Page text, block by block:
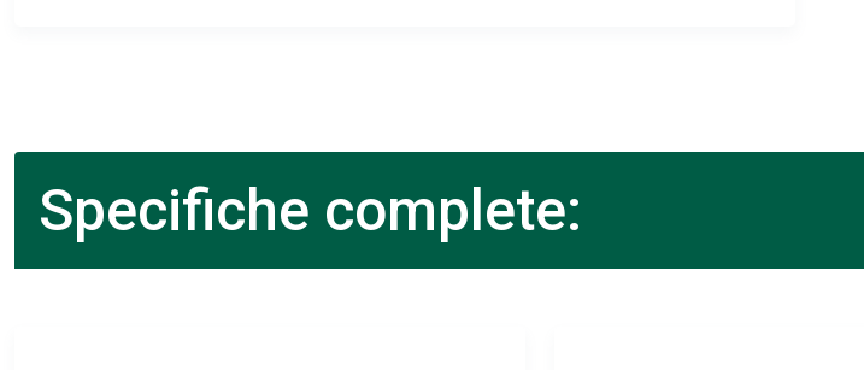
Specifiche complete: